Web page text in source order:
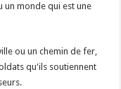
un monde qui est une
ou un chemin de fer,
qu'ils soutiennent